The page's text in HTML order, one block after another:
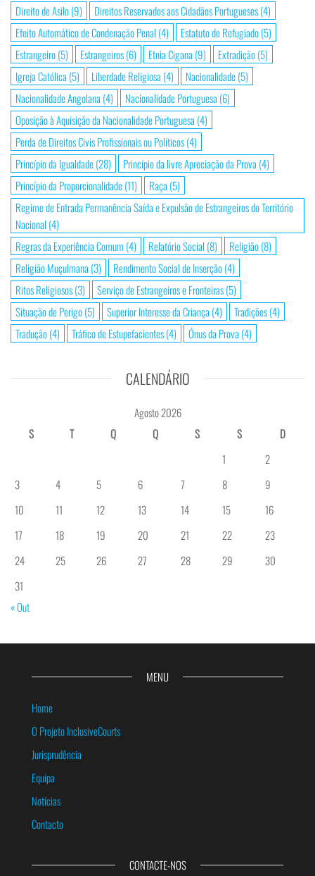
Direito de Asilo(9) Direitos Reservados aos Cidadãos Portugueses(4)
Efeito Automático de Condenação Penal (4) Estatuto de Refugiado(5)
Estrangeiro(5) Estrangeiros(6) Etnia Cigana (9) Extradição(5)
Igreja Católica (5) Liberdade Religiosa (4) Nacionalidade(5)
Nacionalidade Angolana (4) Nacionalidade Portuguesa (6)
Oposição à Aquisição da Nacionalidade Portuguesa (4)
Perda de Direitos Civis Profissionais ou Políticos(4)
Princípio da Igualdade(28) Princípio da livre Apreciação da Prova (4)
Princípio da Proporcionalidade(11) Raça (5)
Regime de Entrada Permanência Saída e Expulsão de Estrangeiros do Território
Nacional (4)
Regras da Experiência Comum (4) Relatório Social (8) Religião(8)
Religião Muçulmana (3) Rendimento Social de Inserção(4)
Ritos Religiosos(3) Serviço de Estrangeiros e Fronteiras(5)
Situação de Perigo(5) Superior Interesse da Criança (4) Tradições(4)
Tradução(4) Tráfico de Estupefacientes(4) Ónus da Prova (4)
CALENDÁRIO
Agosto 2026
S
T Q Q S S
D
1
2
3
4 5 6 7 8
9
10
11 12 13 14 15
16
17
18 19 20 21 22
23
24
25 26 27 28 29
30
31
« Out
MENU
Home
O Projeto InclusiveCourts
Jurisprudência
Equipa
Notícias
Contacto
CONTACTE-NOS